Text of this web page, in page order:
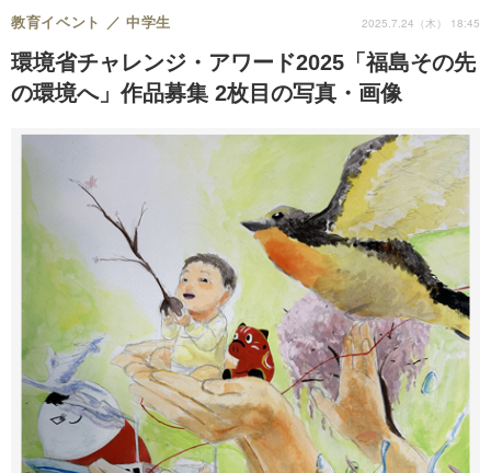
環境省チャレンジ・アワード2025「福島その先
の環境へ」作品募集 2枚目の写真・画像
教育イベント 中学生 2025.7.24（木） 18:45